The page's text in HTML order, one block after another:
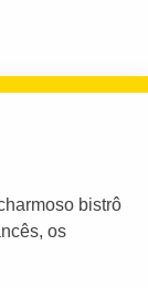
bistrô
os